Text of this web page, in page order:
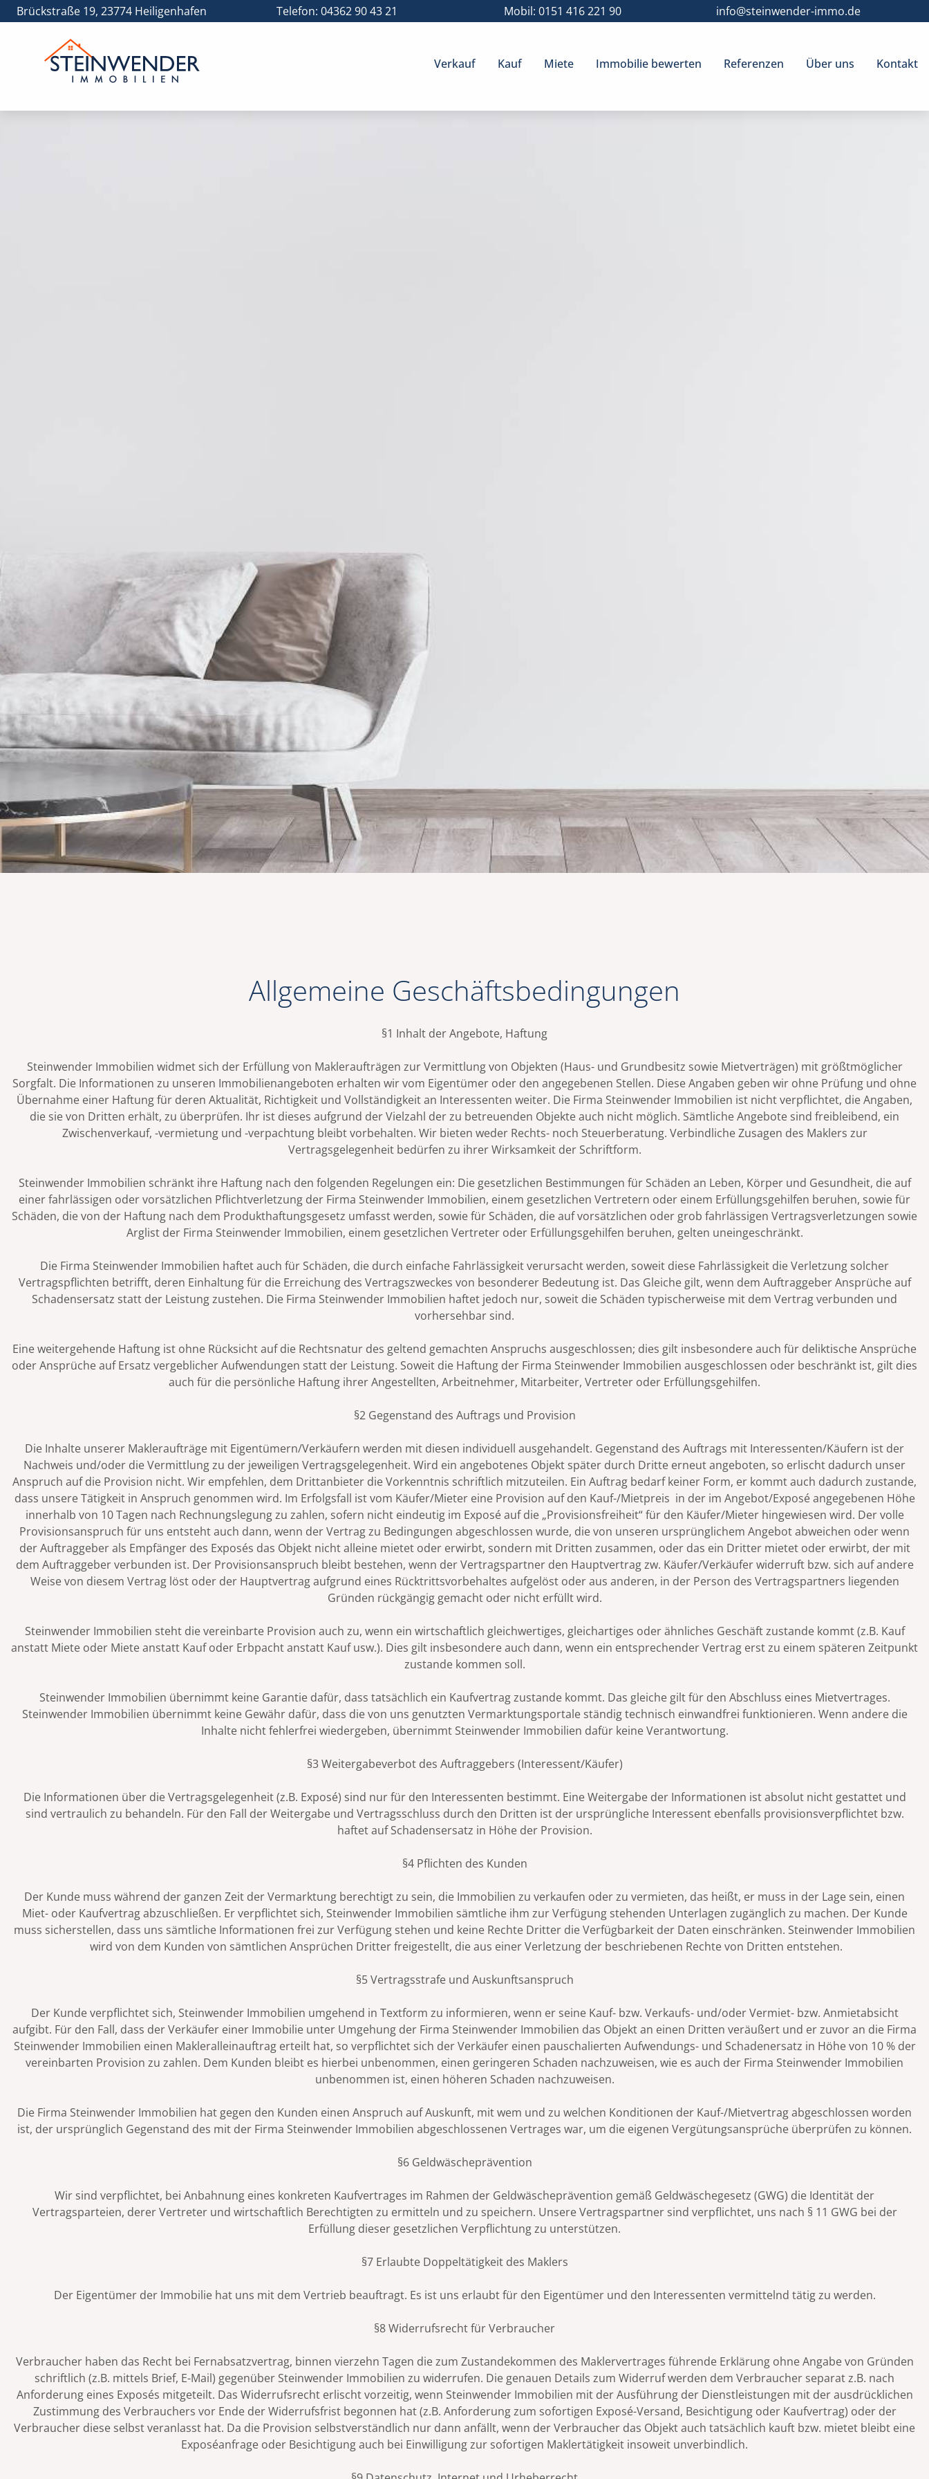
Brückstraße 19, 23774 Heiligenhafen Telefon: 04362 90 43 21 Mobil: 0151 416 221 90 info@steinwender-immo.de
Verkauf Kauf Miete Immobilie bewerten Referenzen Über uns Kontakt
Allgemeine Geschäftsbedingungen
§1 Inhalt der Angebote, Haftung
Steinwender Immobilien widmet sich der Erfüllung von Makleraufträgen zur Vermittlung von Objekten (Haus- und Grundbesitz sowie Mietverträgen) mit größtmöglicher
Sorgfalt. Die Informationen zu unseren Immobilienangeboten erhalten wir vom Eigentümer oder den angegebenen Stellen. Diese Angaben geben wir ohne Prüfung und ohne
Übernahme einer Haftung für deren Aktualität, Richtigkeit und Vollständigkeit an Interessenten weiter. Die Firma Steinwender Immobilien ist nicht verpflichtet, die Angaben,
die sie von Dritten erhält, zu überprüfen. Ihr ist dieses aufgrund der Vielzahl der zu betreuenden Objekte auch nicht möglich. Sämtliche Angebote sind freibleibend, ein
Zwischenverkauf, -vermietung und -verpachtung bleibt vorbehalten. Wir bieten weder Rechts- noch Steuerberatung. Verbindliche Zusagen des Maklers zur
Vertragsgelegenheit bedürfen zu ihrer Wirksamkeit der Schriftform.
Steinwender Immobilien schränkt ihre Haftung nach den folgenden Regelungen ein: Die gesetzlichen Bestimmungen für Schäden an Leben, Körper und Gesundheit, die auf
einer fahrlässigen oder vorsätzlichen Pflichtverletzung der Firma Steinwender Immobilien, einem gesetzlichen Vertretern oder einem Erfüllungsgehilfen beruhen, sowie für
Schäden, die von der Haftung nach dem Produkthaftungsgesetz umfasst werden, sowie für Schäden, die auf vorsätzlichen oder grob fahrlässigen Vertragsverletzungen sowie
Arglist der Firma Steinwender Immobilien, einem gesetzlichen Vertreter oder Erfüllungsgehilfen beruhen, gelten uneingeschränkt.
Die Firma Steinwender Immobilien haftet auch für Schäden, die durch einfache Fahrlässigkeit verursacht werden, soweit diese Fahrlässigkeit die Verletzung solcher
Vertragspflichten betrifft, deren Einhaltung für die Erreichung des Vertragszweckes von besonderer Bedeutung ist. Das Gleiche gilt, wenn dem Auftraggeber Ansprüche auf
Schadensersatz statt der Leistung zustehen. Die Firma Steinwender Immobilien haftet jedoch nur, soweit die Schäden typischerweise mit dem Vertrag verbunden und
vorhersehbar sind.
Eine weitergehende Haftung ist ohne Rücksicht auf die Rechtsnatur des geltend gemachten Anspruchs ausgeschlossen; dies gilt insbesondere auch für deliktische Ansprüche
oder Ansprüche auf Ersatz vergeblicher Aufwendungen statt der Leistung. Soweit die Haftung der Firma Steinwender Immobilien ausgeschlossen oder beschränkt ist, gilt dies
auch für die persönliche Haftung ihrer Angestellten, Arbeitnehmer, Mitarbeiter, Vertreter oder Erfüllungsgehilfen.
§2 Gegenstand des Auftrags und Provision
Die Inhalte unserer Makleraufträge mit Eigentümern/Verkäufern werden mit diesen individuell ausgehandelt. Gegenstand des Auftrags mit Interessenten/Käufern ist der
Nachweis und/oder die Vermittlung zu der jeweiligen Vertragsgelegenheit. Wird ein angebotenes Objekt später durch Dritte erneut angeboten, so erlischt dadurch unser
Anspruch auf die Provision nicht. Wir empfehlen, dem Drittanbieter die Vorkenntnis schriftlich mitzuteilen. Ein Auftrag bedarf keiner Form, er kommt auch dadurch zustande,
dass unsere Tätigkeit in Anspruch genommen wird. Im Erfolgsfall ist vom Käufer/Mieter eine Provision auf den Kauf-/Mietpreis in der im Angebot/Exposé angegebenen Höhe
innerhalb von 10 Tagen nach Rechnungslegung zu zahlen, sofern nicht eindeutig im Exposé auf die „Provisionsfreiheit“ für den Käufer/Mieter hingewiesen wird. Der volle
Provisionsanspruch für uns entsteht auch dann, wenn der Vertrag zu Bedingungen abgeschlossen wurde, die von unseren ursprünglichem Angebot abweichen oder wenn
der Auftraggeber als Empfänger des Exposés das Objekt nicht alleine mietet oder erwirbt, sondern mit Dritten zusammen, oder das ein Dritter mietet oder erwirbt, der mit
dem Auftraggeber verbunden ist. Der Provisionsanspruch bleibt bestehen, wenn der Vertragspartner den Hauptvertrag zw. Käufer/Verkäufer widerruft bzw. sich auf andere
Weise von diesem Vertrag löst oder der Hauptvertrag aufgrund eines Rücktrittsvorbehaltes aufgelöst oder aus anderen, in der Person des Vertragspartners liegenden
Gründen rückgängig gemacht oder nicht erfüllt wird.
Steinwender Immobilien steht die vereinbarte Provision auch zu, wenn ein wirtschaftlich gleichwertiges, gleichartiges oder ähnliches Geschäft zustande kommt (z.B. Kauf
anstatt Miete oder Miete anstatt Kauf oder Erbpacht anstatt Kauf usw.). Dies gilt insbesondere auch dann, wenn ein entsprechender Vertrag erst zu einem späteren Zeitpunkt
zustande kommen soll.
Steinwender Immobilien übernimmt keine Garantie dafür, dass tatsächlich ein Kaufvertrag zustande kommt. Das gleiche gilt für den Abschluss eines Mietvertrages.
Steinwender Immobilien übernimmt keine Gewähr dafür, dass die von uns genutzten Vermarktungsportale ständig technisch einwandfrei funktionieren. Wenn andere die
Inhalte nicht fehlerfrei wiedergeben, übernimmt Steinwender Immobilien dafür keine Verantwortung.
§3 Weitergabeverbot des Auftraggebers (Interessent/Käufer)
Die Informationen über die Vertragsgelegenheit (z.B. Exposé) sind nur für den Interessenten bestimmt. Eine Weitergabe der Informationen ist absolut nicht gestattet und
sind vertraulich zu behandeln. Für den Fall der Weitergabe und Vertragsschluss durch den Dritten ist der ursprüngliche Interessent ebenfalls provisionsverpflichtet bzw.
haftet auf Schadensersatz in Höhe der Provision.
§4 Pflichten des Kunden
Der Kunde muss während der ganzen Zeit der Vermarktung berechtigt zu sein, die Immobilien zu verkaufen oder zu vermieten, das heißt, er muss in der Lage sein, einen
Miet- oder Kaufvertrag abzuschließen. Er verpflichtet sich, Steinwender Immobilien sämtliche ihm zur Verfügung stehenden Unterlagen zugänglich zu machen. Der Kunde
muss sicherstellen, dass uns sämtliche Informationen frei zur Verfügung stehen und keine Rechte Dritter die Verfügbarkeit der Daten einschränken. Steinwender Immobilien
wird von dem Kunden von sämtlichen Ansprüchen Dritter freigestellt, die aus einer Verletzung der beschriebenen Rechte von Dritten entstehen.
§5 Vertragsstrafe und Auskunftsanspruch
Der Kunde verpflichtet sich, Steinwender Immobilien umgehend in Textform zu informieren, wenn er seine Kauf- bzw. Verkaufs- und/oder Vermiet- bzw. Anmietabsicht
aufgibt. Für den Fall, dass der Verkäufer einer Immobilie unter Umgehung der Firma Steinwender Immobilien das Objekt an einen Dritten veräußert und er zuvor an die Firma
Steinwender Immobilien einen Makleralleinauftrag erteilt hat, so verpflichtet sich der Verkäufer einen pauschalierten Aufwendungs- und Schadenersatz in Höhe von 10 % der
vereinbarten Provision zu zahlen. Dem Kunden bleibt es hierbei unbenommen, einen geringeren Schaden nachzuweisen, wie es auch der Firma Steinwender Immobilien
unbenommen ist, einen höheren Schaden nachzuweisen.
Die Firma Steinwender Immobilien hat gegen den Kunden einen Anspruch auf Auskunft, mit wem und zu welchen Konditionen der Kauf-/Mietvertrag abgeschlossen worden
ist, der ursprünglich Gegenstand des mit der Firma Steinwender Immobilien abgeschlossenen Vertrages war, um die eigenen Vergütungsansprüche überprüfen zu können.
§6 Geldwäscheprävention
Wir sind verpflichtet, bei Anbahnung eines konkreten Kaufvertrages im Rahmen der Geldwäscheprävention gemäß Geldwäschegesetz (GWG) die Identität der
Vertragsparteien, derer Vertreter und wirtschaftlich Berechtigten zu ermitteln und zu speichern. Unsere Vertragspartner sind verpflichtet, uns nach § 11 GWG bei der
Erfüllung dieser gesetzlichen Verpflichtung zu unterstützen.
§7 Erlaubte Doppeltätigkeit des Maklers
Der Eigentümer der Immobilie hat uns mit dem Vertrieb beauftragt. Es ist uns erlaubt für den Eigentümer und den Interessenten vermittelnd tätig zu werden.
§8 Widerrufsrecht für Verbraucher
Verbraucher haben das Recht bei Fernabsatzvertrag, binnen vierzehn Tagen die zum Zustandekommen des Maklervertrages führende Erklärung ohne Angabe von Gründen
schriftlich (z.B. mittels Brief, E-Mail) gegenüber Steinwender Immobilien zu widerrufen. Die genauen Details zum Widerruf werden dem Verbraucher separat z.B. nach
Anforderung eines Exposés mitgeteilt. Das Widerrufsrecht erlischt vorzeitig, wenn Steinwender Immobilien mit der Ausführung der Dienstleistungen mit der ausdrücklichen
Zustimmung des Verbrauchers vor Ende der Widerrufsfrist begonnen hat (z.B. Anforderung zum sofortigen Exposé-Versand, Besichtigung oder Kaufvertrag) oder der
Verbraucher diese selbst veranlasst hat. Da die Provision selbstverständlich nur dann anfällt, wenn der Verbraucher das Objekt auch tatsächlich kauft bzw. mietet bleibt eine
Exposéanfrage oder Besichtigung auch bei Einwilligung zur sofortigen Maklertätigkeit insoweit unverbindlich.